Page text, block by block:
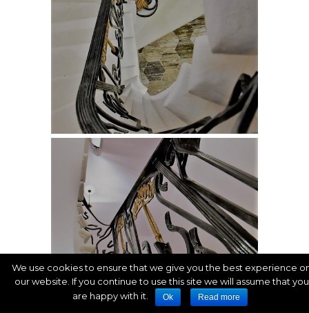
We use cookies to ensure that we give you the best experience
our website. If you continue to use this site we will assume that you
are happy with it.
Ok Read more